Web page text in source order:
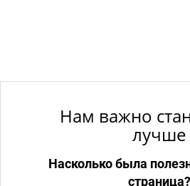
Нам важно
лучше
Насколько была
страница?